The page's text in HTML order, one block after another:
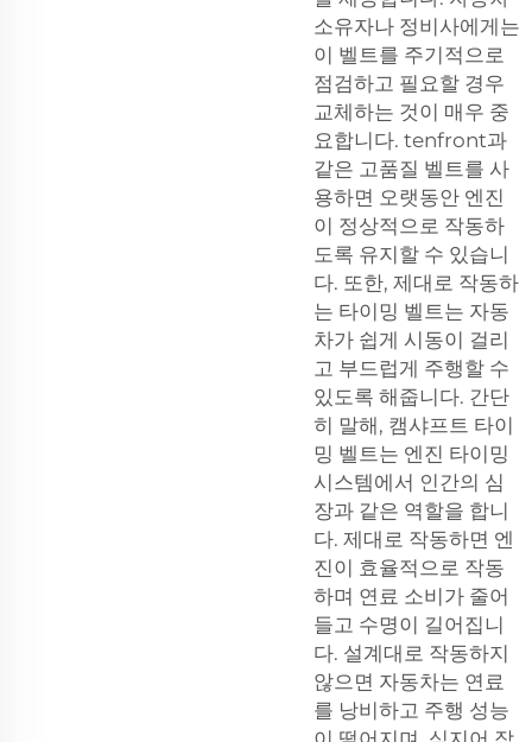
소유자나 정비사에게는
이 벨트를 주기적으로
점검하고 필요할 경우
교체하는 것이 매우 중
요합니다. tenfront과
같은 고품질 벨트를 사
용하면 오랫동안 엔진
이 정상적으로 작동하
도록 유지할 수 있습니
다. 또한, 제대로 작동하
는 타이밍 벨트는 자동
차가 쉽게 시동이 걸리
고 부드럽게 주행할 수
있도록 해줍니다. 간단
히 말해, 캠샤프트 타이
밍 벨트는 엔진 타이밍
시스템에서 인간의 심
장과 같은 역할을 합니
다. 제대로 작동하면 엔
진이 효율적으로 작동
하며 연료 소비가 줄어
들고 수명이 길어집니
다. 설계대로 작동하지
않으면 자동차는 연료
를 낭비하고 주행 성능